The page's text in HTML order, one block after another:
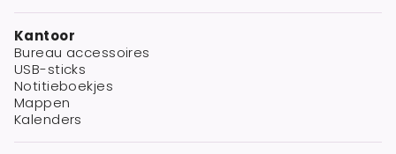
Kantoor
Bureau accessoires
USB-sticks
Notitieboekjes
Mappen
Kalenders